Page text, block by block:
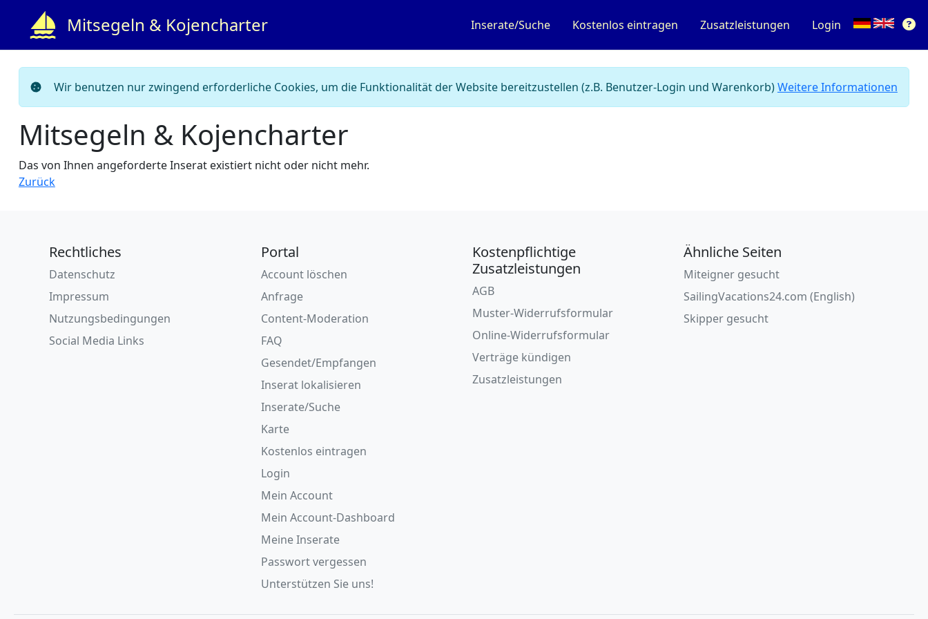
Mitsegeln & Kojencharter Inserate/Suche Kostenlos eintragen Zusatzleistungen Login
Wir benutzen nur zwingend erforderliche Cookies, um die Funktionalität der Website bereitzustellen (z.B. Benutzer-Login und Warenkorb)Weitere Informationen
Mitsegeln & Kojencharter
Das von Ihnen angeforderte Inserat existiert nicht oder nicht mehr.
Zurück
Rechtliches
Datenschutz
Impressum
Nutzungsbedingungen
Social Media Links
Portal
Account löschen
Anfrage
Content-Moderation
FAQ
Gesendet/Empfangen
Inserat lokalisieren
Inserate/Suche
Karte
Kostenlos eintragen
Login
Mein Account
Mein Account-Dashboard
Meine Inserate
Passwort vergessen
Unterstützen Sie uns!
Kostenpflichtige
Zusatzleistungen
AGB
Muster-Widerrufsformular
Online-Widerrufsformular
Verträge kündigen
Zusatzleistungen
Ähnliche Seiten
Miteigner gesucht
SailingVacations24.com (English)
Skipper gesucht